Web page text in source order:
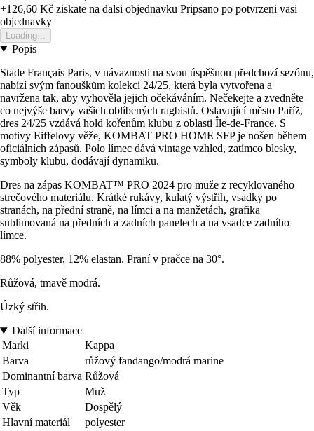
+126,60 Kč ziskate na dalsi objednavku Pripsano po potvrzeni vasi
objednavky
Loading...
Popis
Stade Français Paris, v návaznosti na svou úspěšnou předchozí sezónu,
nabízí svým fanouškům kolekci 24/25, která byla vytvořena a
navržena tak, aby vyhověla jejich očekáváním. Nečekejte a zvedněte
co nejvýše barvy vašich oblíbených ragbistů. Oslavující město Paříž,
dres 24/25 vzdává hold kořenům klubu z oblasti Île-de-France. S
motivy Eiffelovy věže, KOMBAT PRO HOME SFP je nošen během
oficiálních zápasů. Polo límec dává vintage vzhled, zatímco blesky,
symboly klubu, dodávají dynamiku.
Dres na zápas KOMBAT™ PRO 2024 pro muže z recyklovaného
strečového materiálu. Krátké rukávy, kulatý výstřih, vsadky po
stranách, na přední straně, na límci a na manžetách, grafika
sublimovaná na předních a zadních panelech a na vsadce zadního
límce.
88% polyester, 12% elastan. Praní v pračce na 30°.
Růžová, tmavě modrá.
Úzký střih.
Další informace
Marki
Kappa
Barva
růžový fandango/modrá marine
Dominantní barva Růžová
Typ
Muž
Věk
Dospělý
Hlavní materiál
polyester